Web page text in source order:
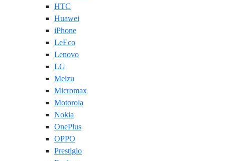
HTC
Huawei
iPhone
LeEco
Lenovo
LG
Meizu
Micromax
Motorola
Nokia
OnePlus
OPPO
Prestigio